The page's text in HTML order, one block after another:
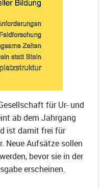
für Ur- und
ab dem Jahrgang
ist damit frei für
Neue Aufsätze sollen
bevor sie in der
erscheinen.